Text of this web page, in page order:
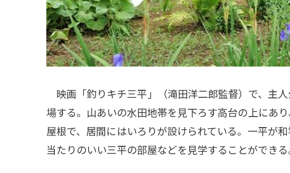
映画「釣りキチ三平」（滝田洋二郎監督）で、主
場する。山あいの水田地帯を見下ろす高台の上にあ
屋根で、居間にはいろりが設けられている。一平が
当たりのいい三平の部屋などを見学することができる